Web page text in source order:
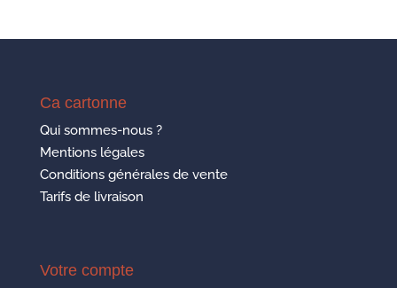
Ca cartonne
Qui sommes-nous ?
Mentions légales
Conditions générales de vente
Tarifs de livraison
Votre compte